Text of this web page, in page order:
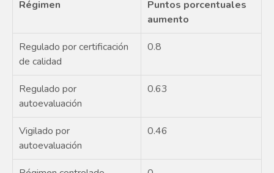
Régimen
Puntos porcentuales
aumento
Regulado por certificación
de calidad
0.8
Regulado por
autoevaluación
0.63
Vigilado por
autoevaluación
0.46